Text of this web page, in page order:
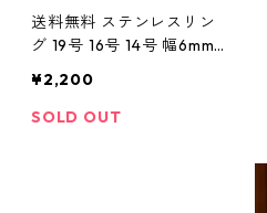
送料無料 ステンレスリン
グ 19号 16号 14号 幅6mm
CHプラス サージカルステ
ンレス 316L シルバー 金属
¥2,200
SOLD OUT